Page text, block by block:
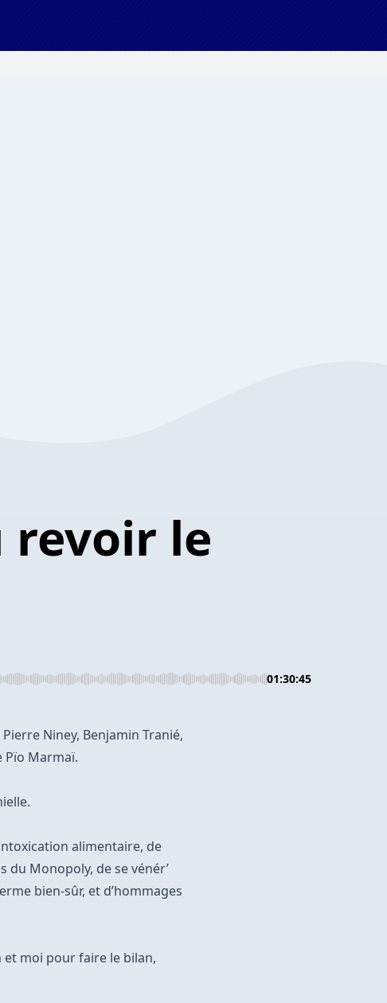
revoir le
01:30:45
Niney, Benjamin Tranié,
Pïo Marmaï.
alimentaire, de
du Monopoly, de se vénér’
bien-sûr, et d’hommages
moi pour faire le bilan,